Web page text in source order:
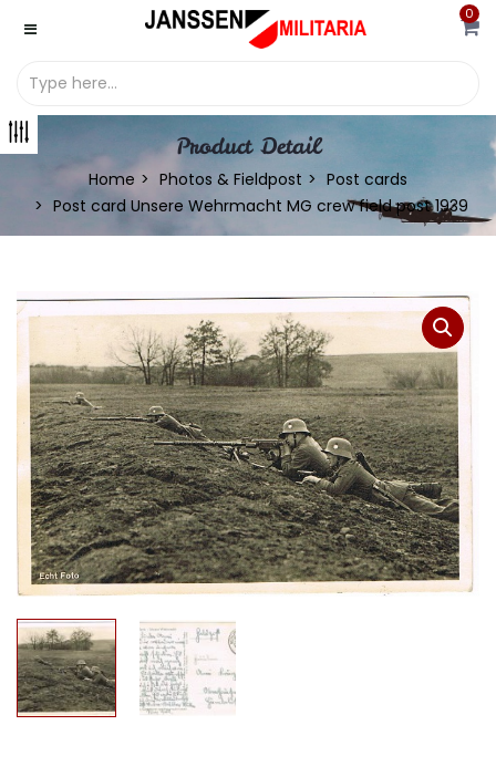
0
Product Detail
Home Photos & Fieldpost
Post cards
Post card Unsere Wehrmacht MG crew field post 1939